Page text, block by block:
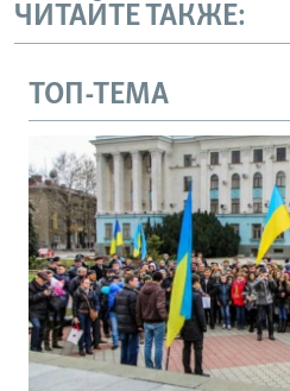
ЧИТАЙТЕ ТАКЖЕ:
ТОП-ТЕМА